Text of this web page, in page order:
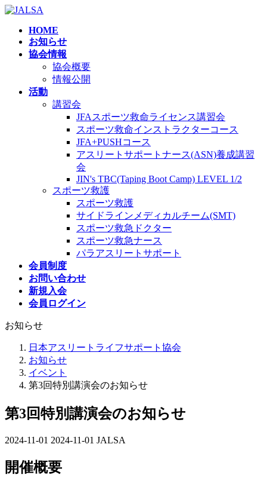
コ
ナ
HOME
お知らせ
協会情報
協会概要
情報公開
活動
講習会
JFAスポーツ救命ライセンス講習会
スポーツ救命インストラクターコース
JFA+PUSHコース
アスリートサポートナース(ASN)養成講習
会
JIN's TBC(Taping Boot Camp) LEVEL 1/2
スポーツ救護
スポーツ救護
サイドラインメディカルチーム(SMT)
スポーツ救急ドクター
スポーツ救急ナース
パラアスリートサポート
会員制度
お問い合わせ
新規入会
会員ログイン
お知らせ
日本アスリートライフサポート協会
お知らせ
イベント
第3回特別講演会のお知らせ
第3回特別講演会のお知らせ
2024-11-01 最
更
2024-11-01 JALSA
開催概要